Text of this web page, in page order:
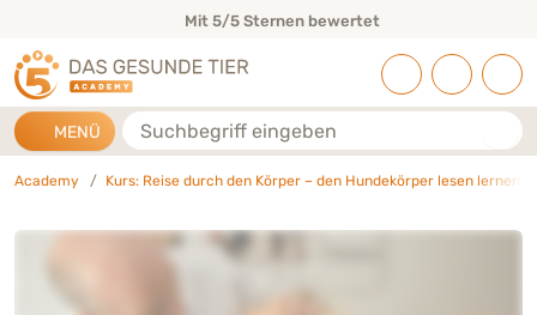
Mit 5/5 Sternen bewertet
MENÜ Suche
Academy Kurs: Reise durch den Körper – den Hundekörper lesen lernen